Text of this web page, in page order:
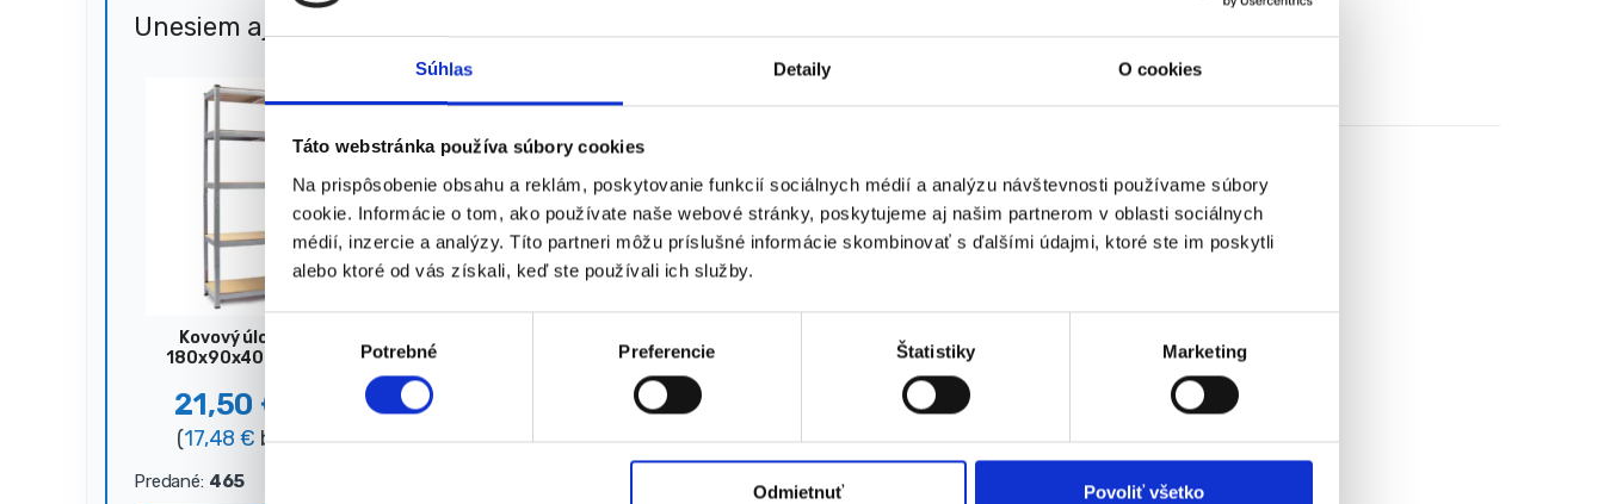
Súhlas Detaily O cookies
Táto webstránka používa súbory cookies
Na prispôsobenie obsahu a reklám, poskytovanie funkcií sociálnych médií a analýzu návštevnosti používame súbory
cookie. Informácie o tom, ako používate naše webové stránky, poskytujeme aj našim partnerom v oblasti sociálnych
médií, inzercie a analýzy. Títo partneri môžu príslušné informácie skombinovať s ďalšími údajmi, ktoré ste im poskytli
alebo ktoré od vás získali, keď ste používali ich služby.
e
r
Potrebné Preferencie Štatistiky Marketing
Odmietnuť Povoliť všetko
★★★★★
Zobrazený jediný výsledok
Unesiem aj 🐎 51%
Kovový úložný regál,
180x90x40 cm, 875 kg,
21,50 €
(17,48€ bez DPH)
Predané: 465